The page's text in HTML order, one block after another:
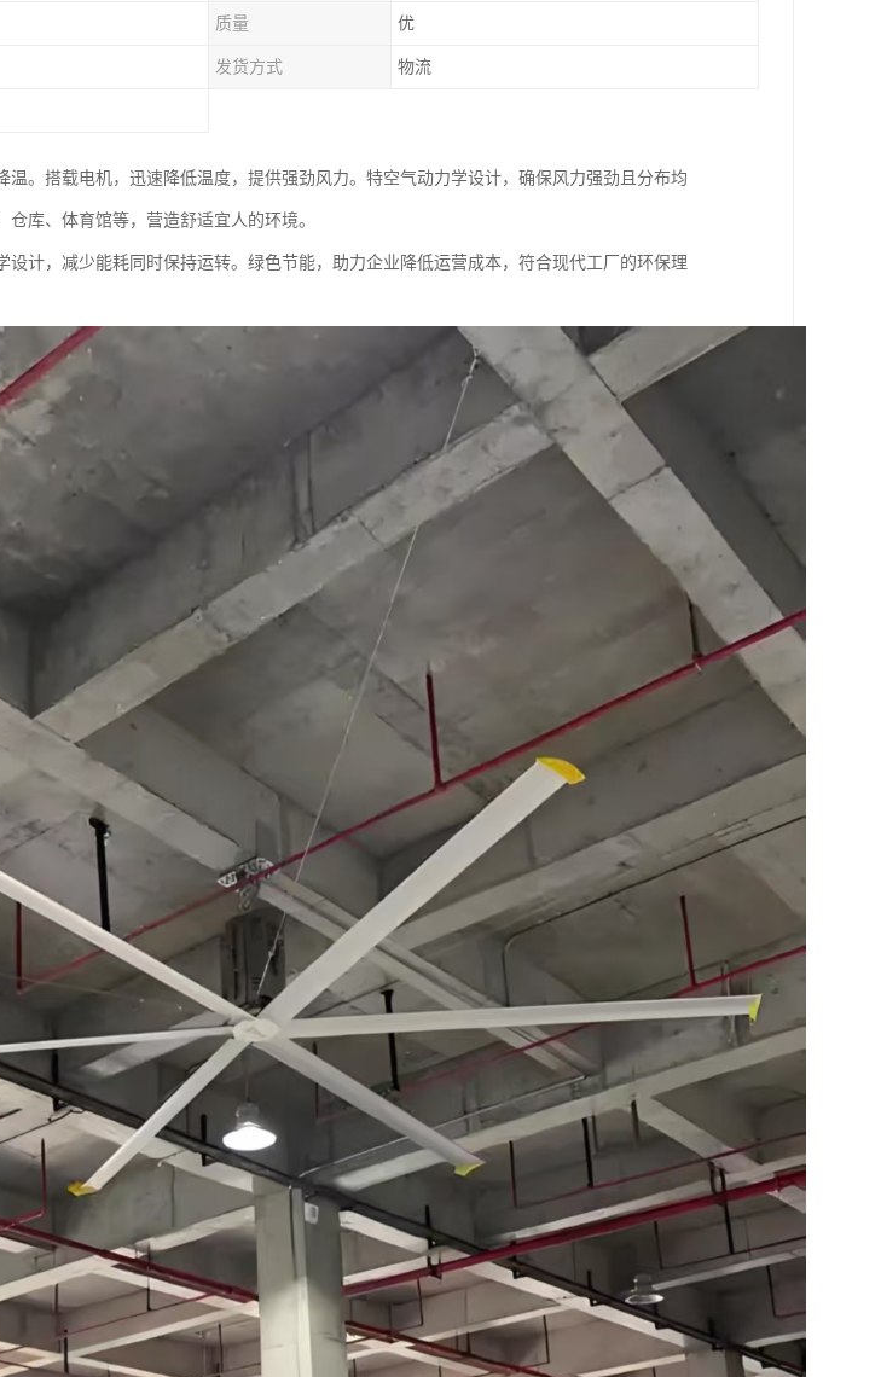
质量 优
发货方式 物流
温。搭载电机，迅速降低温度，提供强劲风力。特空气动力学设计，确保风力强劲且分布均
库、体育馆等，营造舒适宜人的环境。
设计，减少能耗同时保持运转。绿色节能，助力企业降低运营成本，符合现代工厂的环保理